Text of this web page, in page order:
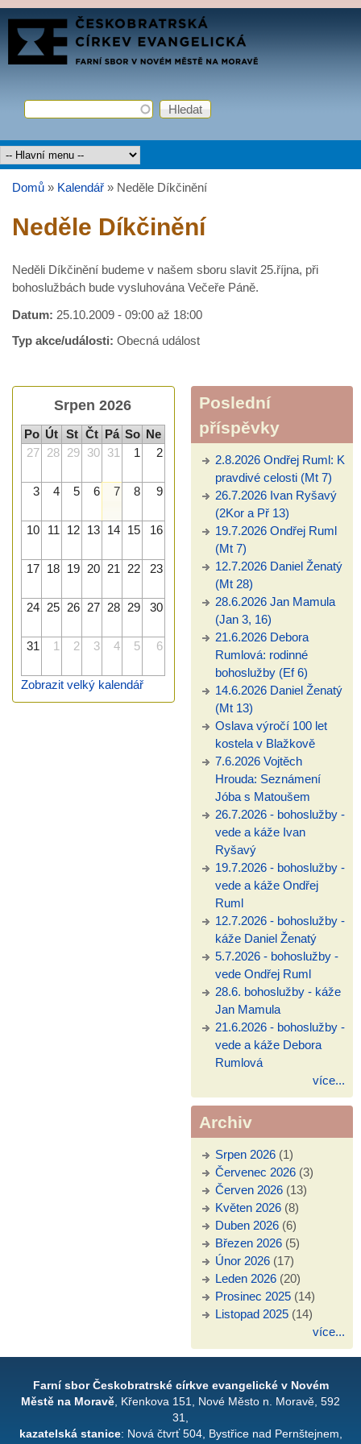
Přejít k hlavnímu obsahu
FARNÍ
SBOR
Vyhledávání
Hledat
Hlavní menu
Domů » Kalendář » Neděle Díkčinění
Neděle Díkčinění
Neděli Díkčinění budeme v našem sboru slavit 25.října, při
bohoslužbách bude vysluhována Večeře Páně.
Datum: 25.10.2009 - 09:00 až 18:00
Typ akce/události: Obecná událost
Srpen 2026
Po Út St Čt Pá So Ne
27 28 29 30 31 1 2
3 4 5 6 7 8 9
10 11 12 13 14 15 16
17 18 19 20 21 22 23
24 25 26 27 28 29 30
31 1 2 3 4 5 6
Zobrazit velký kalendář
Poslední
příspěvky
2.8.2026 Ondřej Ruml: K
pravdivé celosti (Mt 7)
26.7.2026 Ivan Ryšavý
(2Kor a Př 13)
19.7.2026 Ondřej Ruml
(Mt 7)
12.7.2026 Daniel Ženatý
(Mt 28)
28.6.2026 Jan Mamula
(Jan 3, 16)
21.6.2026 Debora
Rumlová: rodinné
bohoslužby (Ef 6)
14.6.2026 Daniel Ženatý
(Mt 13)
Oslava výročí 100 let
kostela v Blažkově
7.6.2026 Vojtěch
Hrouda: Seznámení
Jóba s Matoušem
26.7.2026 - bohoslužby -
vede a káže Ivan
Ryšavý
19.7.2026 - bohoslužby -
vede a káže Ondřej
Ruml
12.7.2026 - bohoslužby -
káže Daniel Ženatý
5.7.2026 - bohoslužby -
vede Ondřej Ruml
28.6. bohoslužby - káže
Jan Mamula
21.6.2026 - bohoslužby -
vede a káže Debora
Rumlová
více...
Archiv
Srpen 2026(1)
Červenec 2026(3)
Červen 2026(13)
Květen 2026(8)
Duben 2026(6)
Březen 2026(5)
Únor 2026(17)
Leden 2026(20)
Prosinec 2025(14)
Listopad 2025(14)
více...
Farní sbor Českobratrské církve evangelické v Novém
Městě na Moravě , Křenkova 151, Nové Město n. Moravě, 592
31,
kazatelská stanice: Nová čtvrť 504, Bystřice nad Pernštejnem,